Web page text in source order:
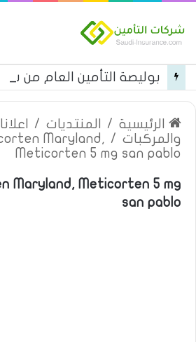
الرئيسية / المنتديات /
والمركبات /
Maryland,
Meticorten 5 mg san pablo
Maryland, Meticorten 5 mg
san pablo